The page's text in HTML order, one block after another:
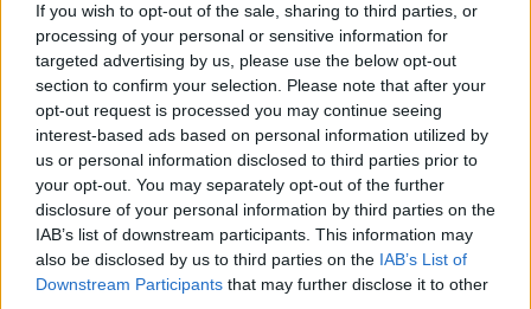
If you wish to opt-out of the sale, sharing to third parties, or
processing of your personal or sensitive information for
targeted advertising by us, please use the below opt-out
section to confirm your selection. Please note that after your
opt-out request is processed you may continue seeing
interest-based ads based on personal information utilized by
us or personal information disclosed to third parties prior to
your opt-out. You may separately opt-out of the further
disclosure of your personal information by third parties on the
IAB’s list of downstream participants. This information may
also be disclosed by us to third parties on the IAB’s List of
Downstream Participants that may further disclose it to other
αιτήματα: σταθερότητα, συνοχή συνέπεια,
συνέχεια.
-Εμάς δεν μας αφορά ποιος θα είναι δεύτερος ή
τρίτος, εμείς είμαστε πρώτοι, αλλά για τη ΝΔ αυτή
η πρωτιά συνδυάζεται με μια λέξη μόνο: ευθύνη.
Και ευθύνη σημαίνει δουλειά και αποτέλεσμα.
– Για τους λαϊκιστές, για τους πατριώτες του
καναπέ, τους αφήνουμε αιχμάλωτους στα
τηλεοπτικά πάνελ. Μην μπαίνετε σε πειρασμό να